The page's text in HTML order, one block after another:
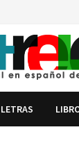
LETRAS